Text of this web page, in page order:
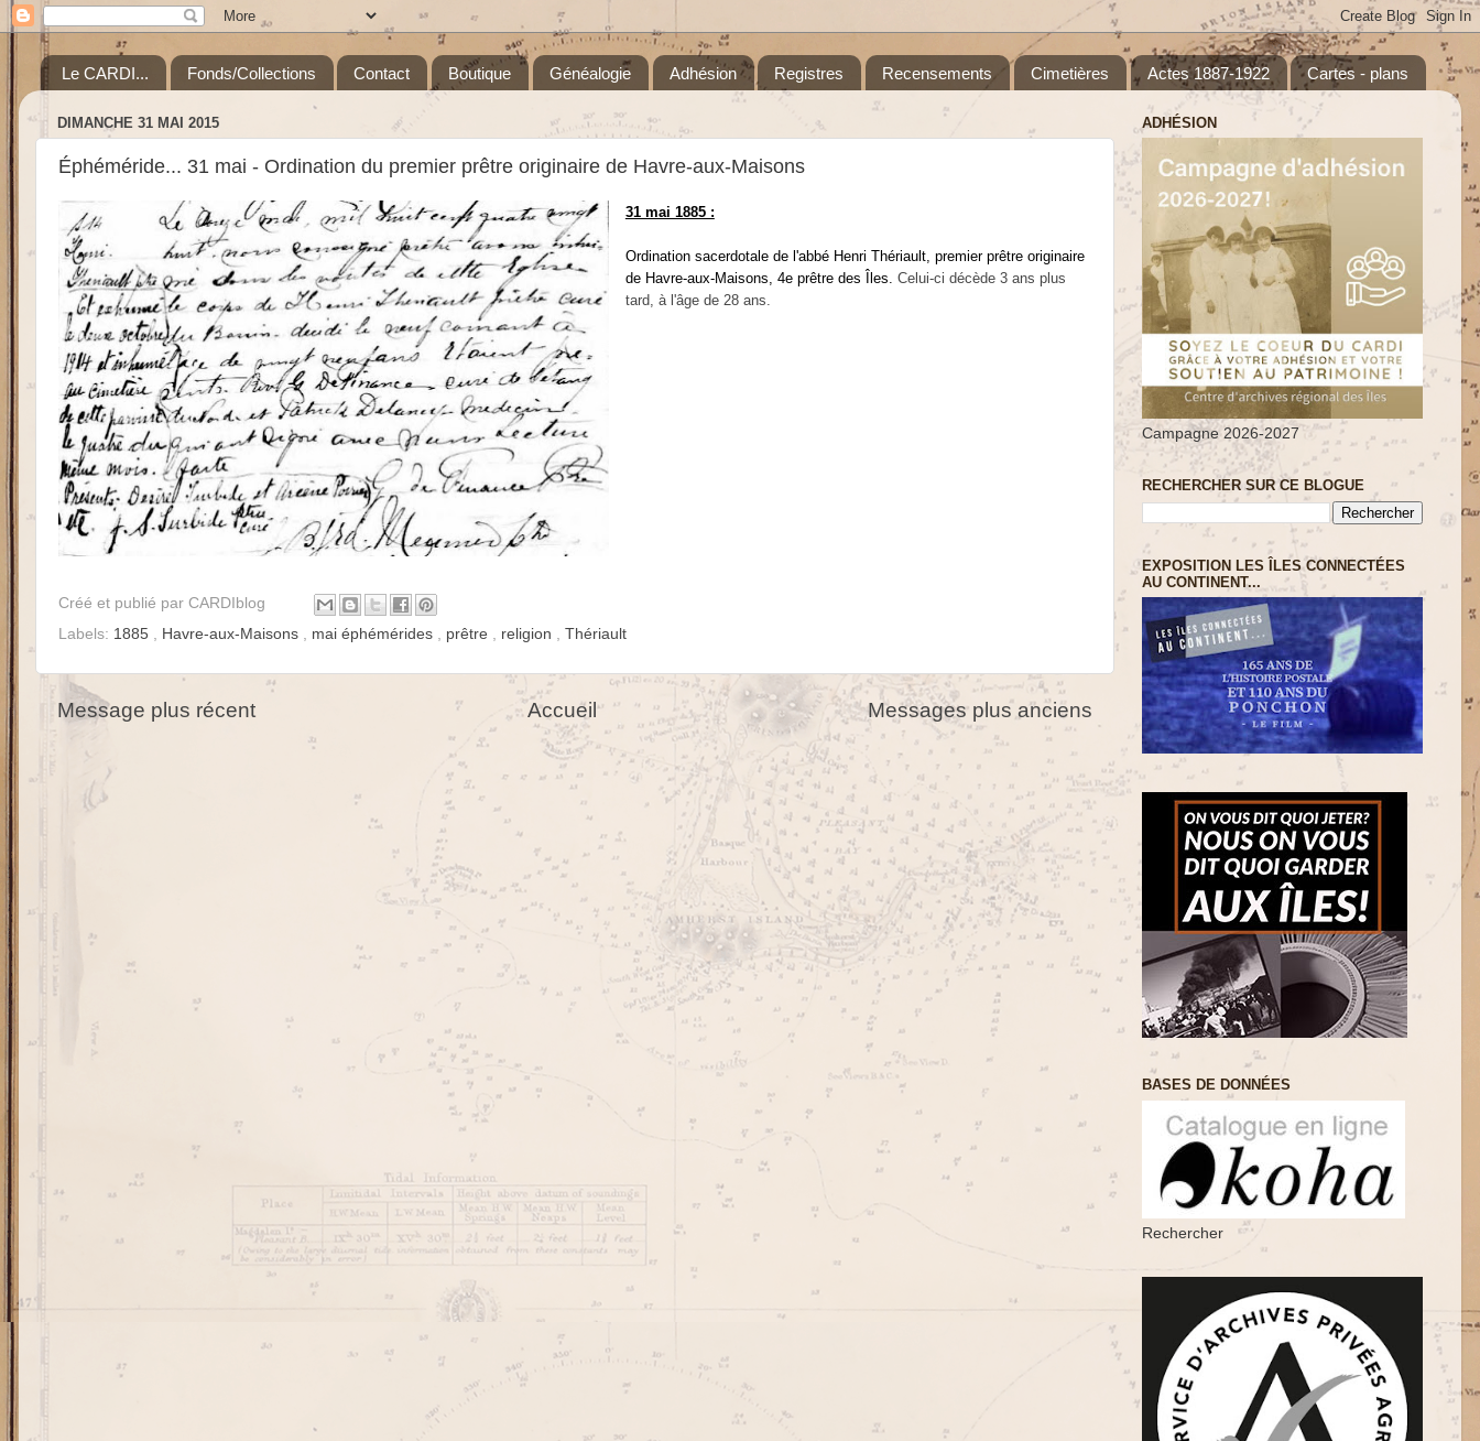
Le CARDI... Fonds/Collections Contact Boutique Généalogie Adhésion Registres Recensements Cimetières Actes 1887-1922 Cartes - plans
DIMANCHE 31 MAI 2015
Éphéméride... 31 mai - Ordination du premier prêtre originaire de Havre-aux-Maisons
31 mai 1885 :
Ordination sacerdotale de l'abbé Henri Thériault, premier prêtre originaire
de Havre-aux-Maisons, 4e prêtre des Îles. Celui-ci décède 3 ans plus
tard, à l'âge de 28 ans.
Créé et publié par CARDIblog
Labels: 1885 Havre-aux-Maisons mai éphémérides prêtre religion Thériault
Message plus récent Messages plus anciens
Accueil
ADHÉSION
Campagne 2026-2027
RECHERCHER SUR CE BLOGUE
EXPOSITION LES ÎLES CONNECTÉES
AU CONTINENT...
BASES DE DONNÉES
Rechercher